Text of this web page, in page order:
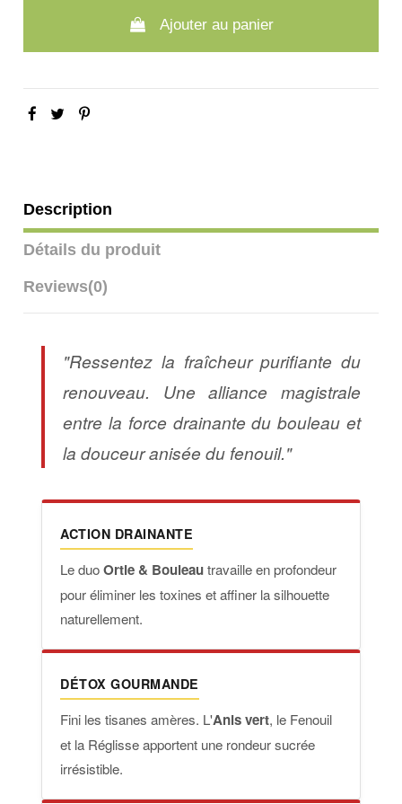
Ajouter au panier
Description
Détails du produit
Reviews(0)
"Ressentez la fraîcheur purifiante du
renouveau. Une alliance magistrale
entre la force drainante du bouleau et
la douceur anisée du fenouil."
ACTION DRAINANTE
Le duoOrtie & Bouleautravaille en profondeur
pour éliminer les toxines et affiner la silhouette
naturellement.
DÉTOX GOURMANDE
Fini les tisanes amères. L'Anis vert, le Fenouil
et la Réglisse apportent une rondeur sucrée
irrésistible.